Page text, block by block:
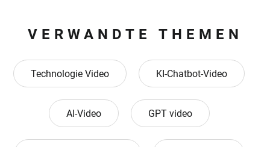
VERWANDTE THEMEN
Technologie Video KI-Chatbot-Video
AI-Video GPT video